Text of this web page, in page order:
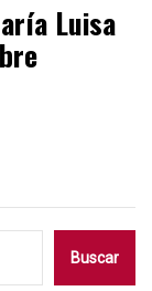
Luisa
Buscar